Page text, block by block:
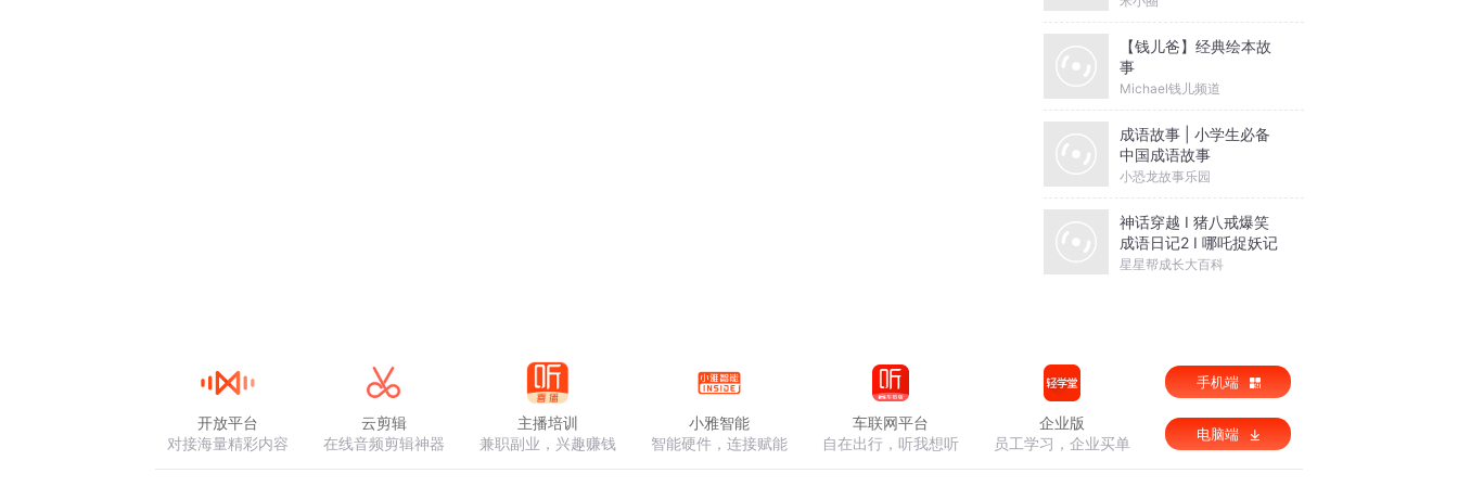
【钱儿爸】经典绘本故
事
Michael钱儿频道
成语故事 | 小学生必备
中国成语故事
小恐龙故事乐园
神话穿越 I 猪八戒爆笑
成语日记2 I 哪吒捉妖记
星星帮成长大百科
开放平台
对接海量精彩内容
云剪辑
在线音频剪辑神器
主播培训
兼职副业，兴趣赚钱
小雅智能
智能硬件，连接赋能
车联网平台
自在出行，听我想听
企业版
员工学习，企业买单
手机端
电脑端